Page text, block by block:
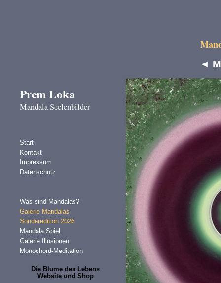
Prem Loka
Mandala Seelenbilder
Start
Kontakt
Impressum
Datenschutz
Was sind Mandalas?
Galerie Mandalas
Sonderedition 2026
Mandala Spiel
Galerie Illusionen
Monochord-Meditation
Die Blume des Lebens
Website und Shop
◄